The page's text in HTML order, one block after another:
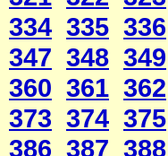
334 335 336
347 348 349
360 361 362
373 374 375
386 387 388